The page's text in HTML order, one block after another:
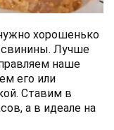
хорошенько
свинины. Лучше
наше
его или
Ставим в
а в идеале на